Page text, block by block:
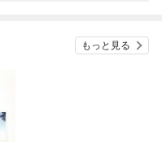
もっと見る